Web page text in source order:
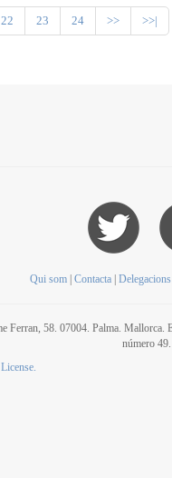
22 23 24 >> >>|
Qui som Contacta
58. 07004. Palma.
número